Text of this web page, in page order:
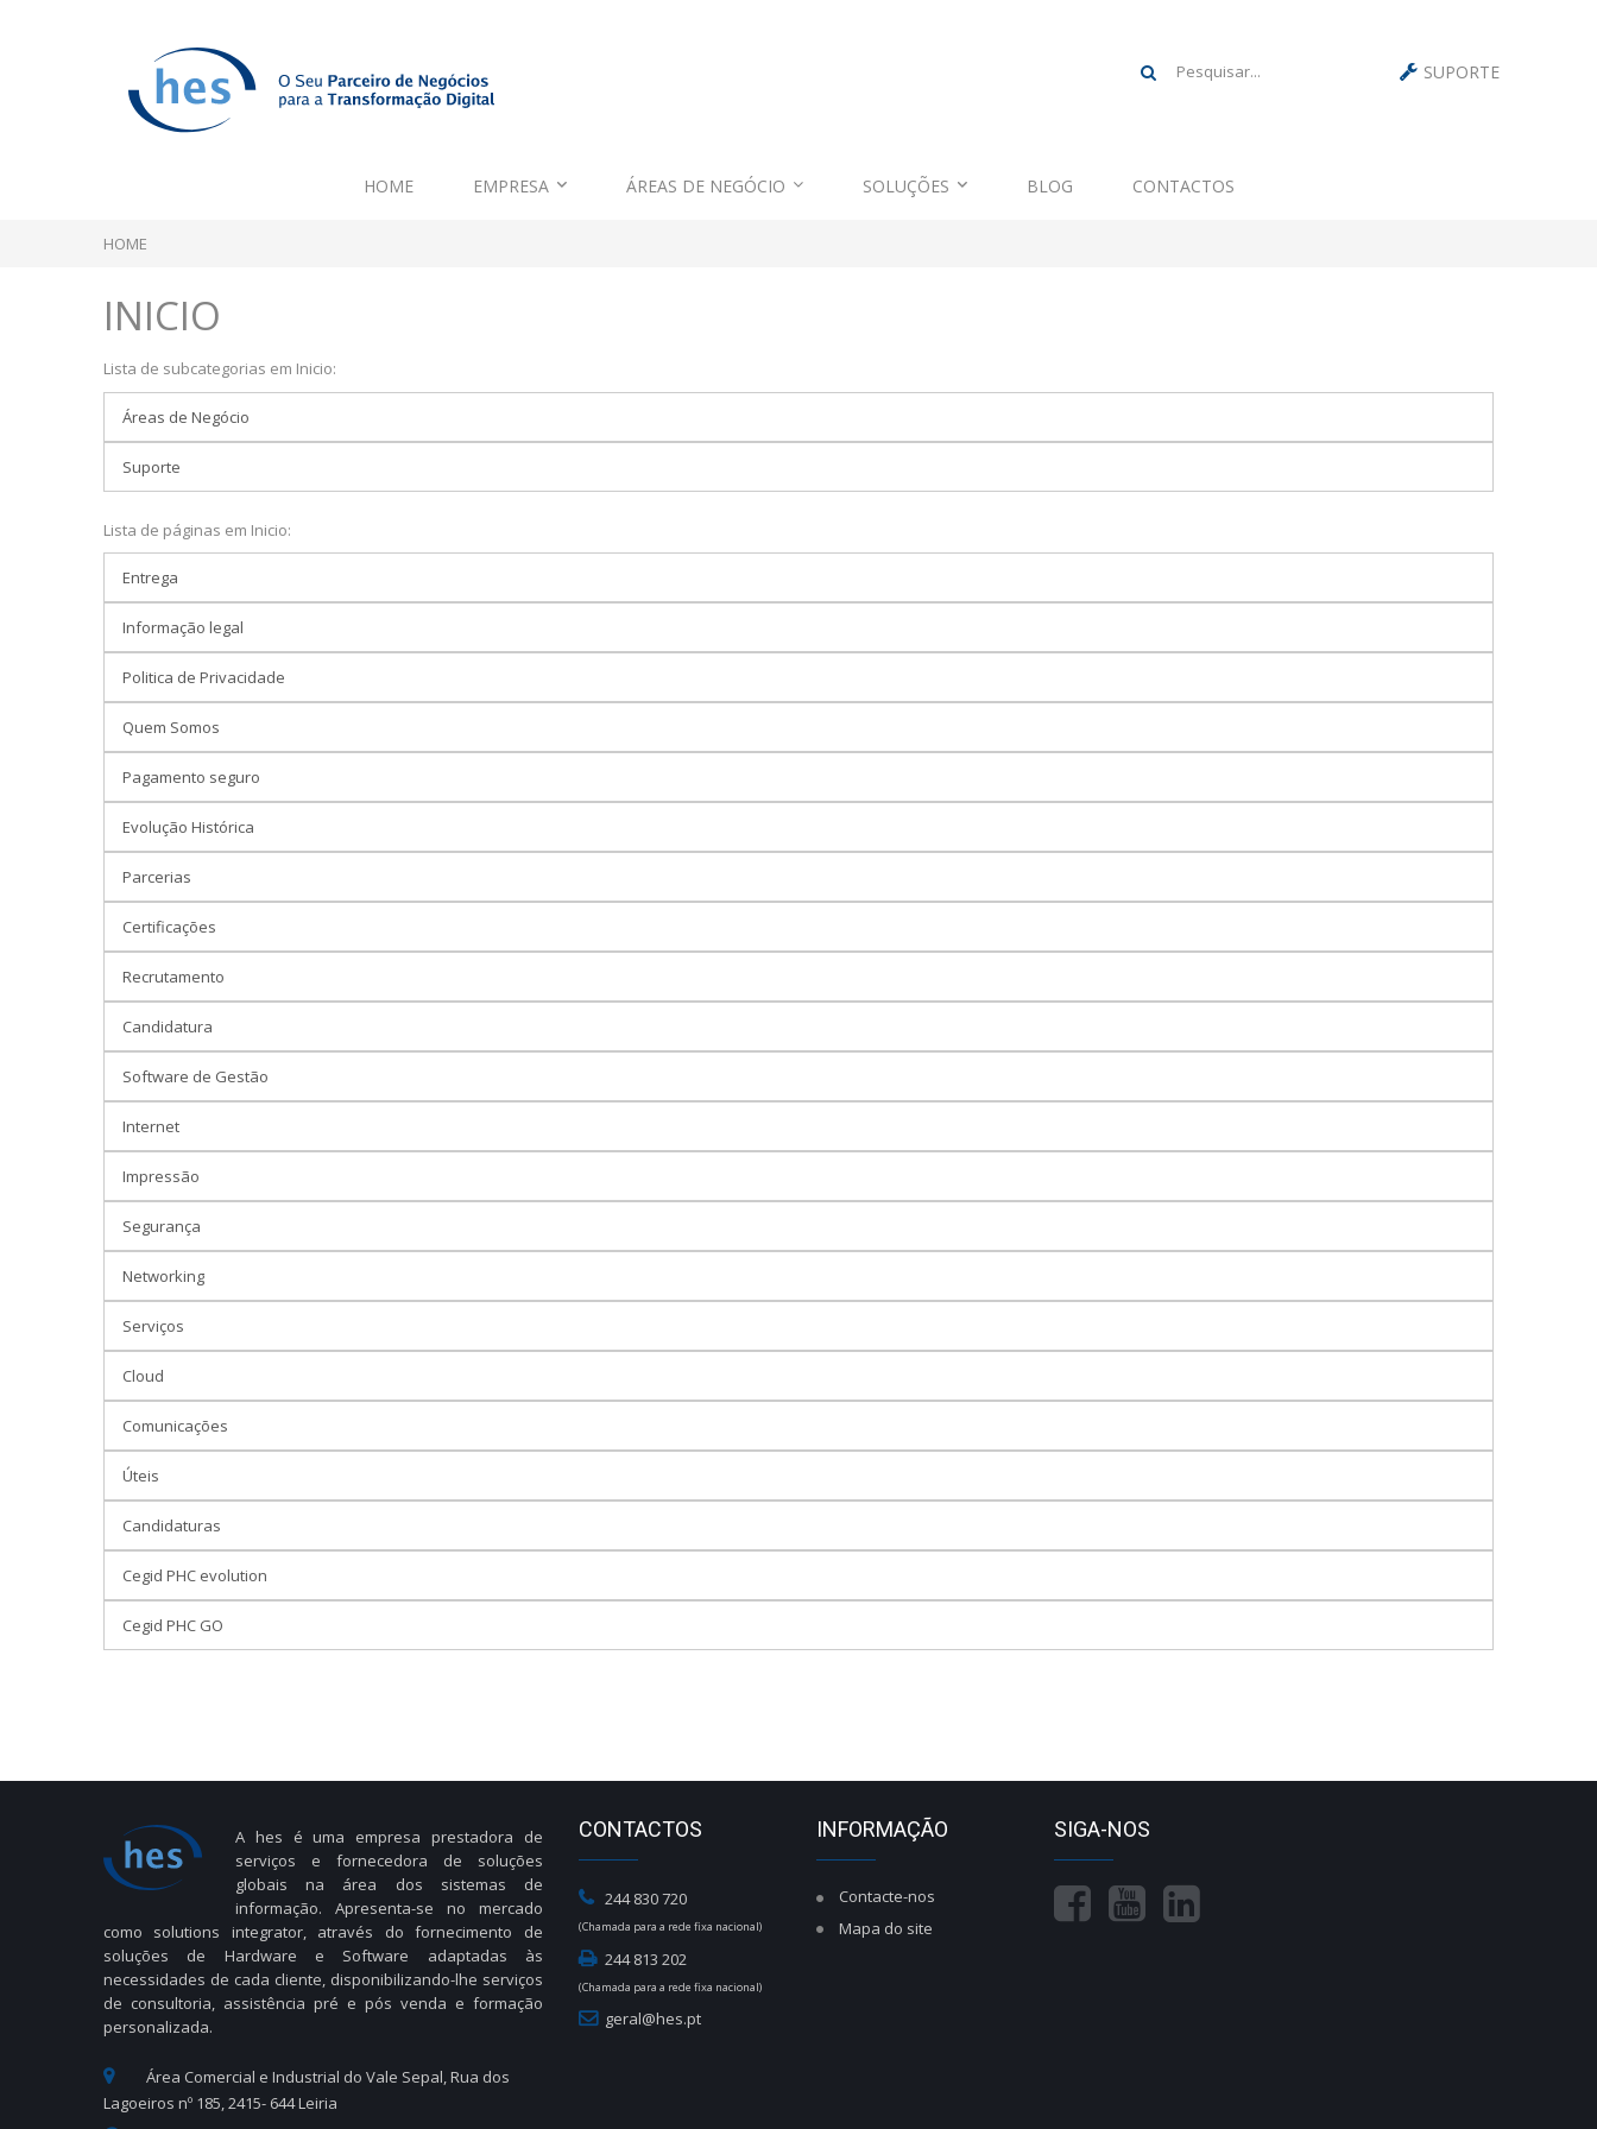
SUPORTE
HOME EMPRESA ÁREAS DE NEGÓCIO SOLUÇÕES BLOG CONTACTOS
HOME
INICIO
Lista de subcategorias em Inicio:
Áreas de Negócio
Suporte
Lista de páginas em Inicio:
Entrega
Informação legal
Politica de Privacidade
Quem Somos
Pagamento seguro
Evolução Histórica
Parcerias
Certificações
Recrutamento
Candidatura
Software de Gestão
Internet
Impressão
Segurança
Networking
Serviços
Cloud
Comunicações
Úteis
Candidaturas
Cegid PHC evolution
Cegid PHC GO
A hes é uma empresa prestadora de
serviços e fornecedora de soluções
globais na área dos sistemas de
informação. Apresenta-se no mercado
como solutions integrator, através do fornecimento de
soluções de Hardware e Software adaptadas às
necessidades de cada cliente, disponibilizando-lhe serviços
de consultoria, assistência pré e pós venda e formação
personalizada.
Área Comercial e Industrial do Vale Sepal, Rua dos
Lagoeiros nº 185, 2415- 644 Leiria
CONTACTOS
244 830 720
(Chamada para a rede fixa nacional)
244 813 202
(Chamada para a rede fixa nacional)
geral@hes.pt
INFORMAÇÃO
Contacte-nos
Mapa do site
SIGA-NOS